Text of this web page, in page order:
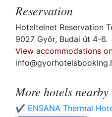
Reservation
Hoteltelnet Reservation
9027 Győr, Budai út 4-6.
View accommodations
More hotels nearby
✔️ ENSANA Thermal